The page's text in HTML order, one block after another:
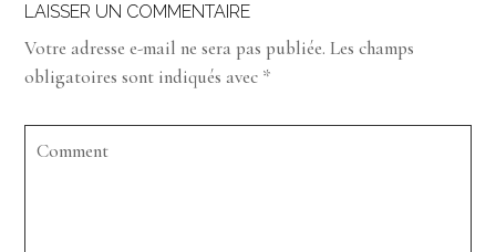
LAISSER UN COMMENTAIRE
Votre adresse e-mail ne sera pas publiée. Les champs
obligatoires sont indiqués avec *